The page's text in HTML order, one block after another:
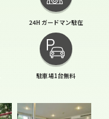
24H ガードマン駐在
駐車場1台無料